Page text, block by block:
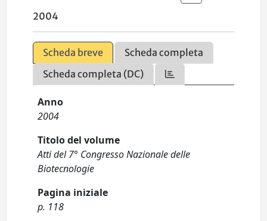
2004
Scheda breve
Scheda completa
Scheda completa (DC)
Anno
2004
Titolo del volume
Atti del 7° Congresso Nazionale delle
Biotecnologie
Pagina iniziale
p. 118